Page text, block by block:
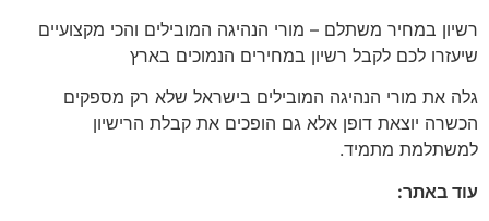
רשיון במחיר משתלם – מורי הנהיגה המובילים והכי מקצועיים
שיעזרו לכם לקבל רשיון במחירים הנמוכים בארץ
גלה את מורי הנהיגה המובילים בישראל שלא רק מספקים
הכשרה יוצאת דופן אלא גם הופכים את קבלת הרישיון
למשתלמת מתמיד.
עוד באתר: